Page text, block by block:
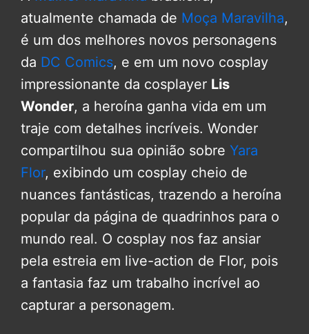
atualmente chamada de Moça Maravilha,
é um dos melhores novos personagens
da DC Comics, e em um novo cosplay
impressionante da cosplayer Lis
Wonder, a heroína ganha vida em um
traje com detalhes incríveis. Wonder
compartilhou sua opinião sobre Yara
Flor, exibindo um cosplay cheio de
nuances fantásticas, trazendo a heroína
popular da página de quadrinhos para o
mundo real. O cosplay nos faz ansiar
pela estreia em live-action de Flor, pois
a fantasia faz um trabalho incrível ao
capturar a personagem.